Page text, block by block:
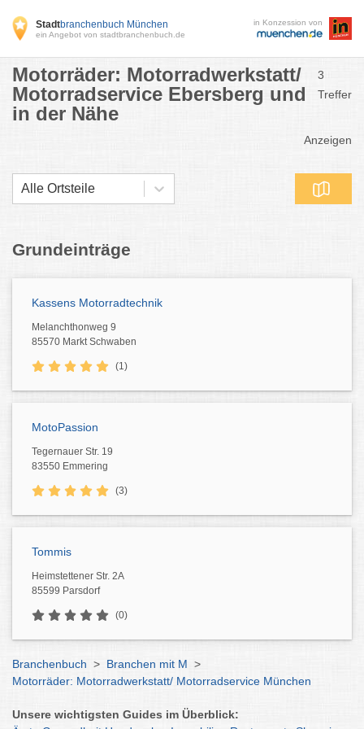
Stadtbranchenbuch München
ein Angebot von stadtbranchenbuch.de
in Konzession von
Motorräder: Motorradwerkstatt/
Motorradservice Ebersberg und
in der Nähe
3
Treffer
Anzeigen
Alle Ortsteile
Grundeinträge
Kassens Motorradtechnik
Melanchthonweg 9
85570 Markt Schwaben
(1)
MotoPassion
Tegernauer Str. 19
83550 Emmering
(3)
Tommis
Heimstettener Str. 2A
85599 Parsdorf
(0)
Branchenbuch > Branchen mit M >
Motorräder: Motorradwerkstatt/ Motorradservice München
Unsere wichtigsten Guides im Überblick: